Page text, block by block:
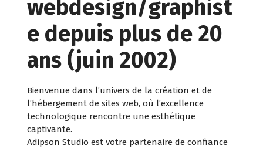
webdesign/graphist
e depuis plus de 20
ans (juin 2002)
Bienvenue dans l’univers de la création et de
l’hébergement de sites web, où l’excellence
technologique rencontre une esthétique
captivante.
Adipson Studio est votre partenaire de confiance